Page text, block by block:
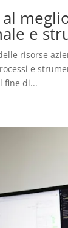
e
risorse
e
fine di...